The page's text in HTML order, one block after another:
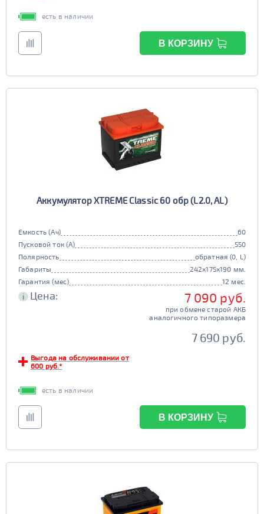
есть в наличии
В КОРЗИНУ
Аккумулятор XTREME Classic 60 обр (L2.0, AL)
Емкость (Ач)
60
Пусковой ток (А)
550
Полярность
обратная (0, L)
Габариты
242x175x190 мм.
Гарантия (мес)
12 мес.
i Цена: 7 090 руб.
при обмене старой АКБ
аналогичного типоразмера
7 690 руб.
Выгода на обслуживании от
600 руб.*
есть в наличии
В КОРЗИНУ